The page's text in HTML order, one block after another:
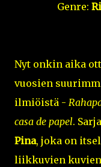
Genre:
Nyt onkin aika
vuosien
ilmiöistä -
casa de papel.
Pina, joka on
liikkuvien kuvien